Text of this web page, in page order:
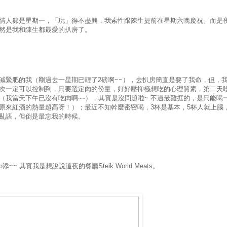
人節是星期一，「玩」得不盡興，我索性跟陳生提前在星期六晚慶祝。而是
是我和陳生都最愛的扒房了。
緊肥的我（剛過去一星期已輕了 2磅啊~~ ），去扒房簡直是要了我命，但，
一定可以控制到，只要選定肉的份量，好好壓抑極想吃的心理質素，第二天
我當天下午已沒有吃肉啊~~），其實是沒問題啦~ 不過最難捱的，是只能喝
來紅酒的熱量超高呀！）；最近不知幹麼密密喝， 3杯是基本， 5杯人就上腦，
語，但倒是最忘我的時候。
添~~ 其實我是想說說這夜的餐廳Steik World Meats。